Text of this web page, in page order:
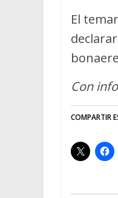
El
Con
COMPARTIR